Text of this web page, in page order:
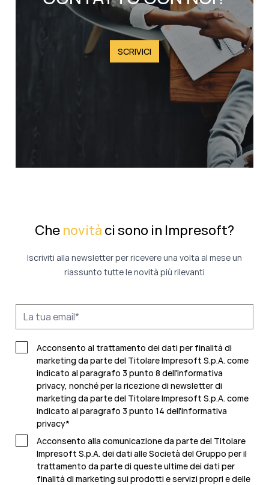
SCRIVICI
Che novità ci sono in Impresoft?
Iscriviti alla newsletter per ricevere una volta al mese un
riassunto tutte le novità più rilevanti
Acconsento al trattamento dei dati per finalità di
marketing da parte del Titolare Impresoft S.p.A. come
indicato al paragrafo 3 punto 8 dell'informativa
privacy, nonché per la ricezione di newsletter di
marketing da parte del Titolare Impresoft S.p.A. come
indicato al paragrafo 3 punto 14 dell'informativa
privacy*
Acconsento alla comunicazione da parte del Titolare
Impresoft S.p.A. dei dati alle Società del Gruppo per il
trattamento da parte di queste ultime dei dati per
finalità di marketing sui prodotti e servizi propri e delle